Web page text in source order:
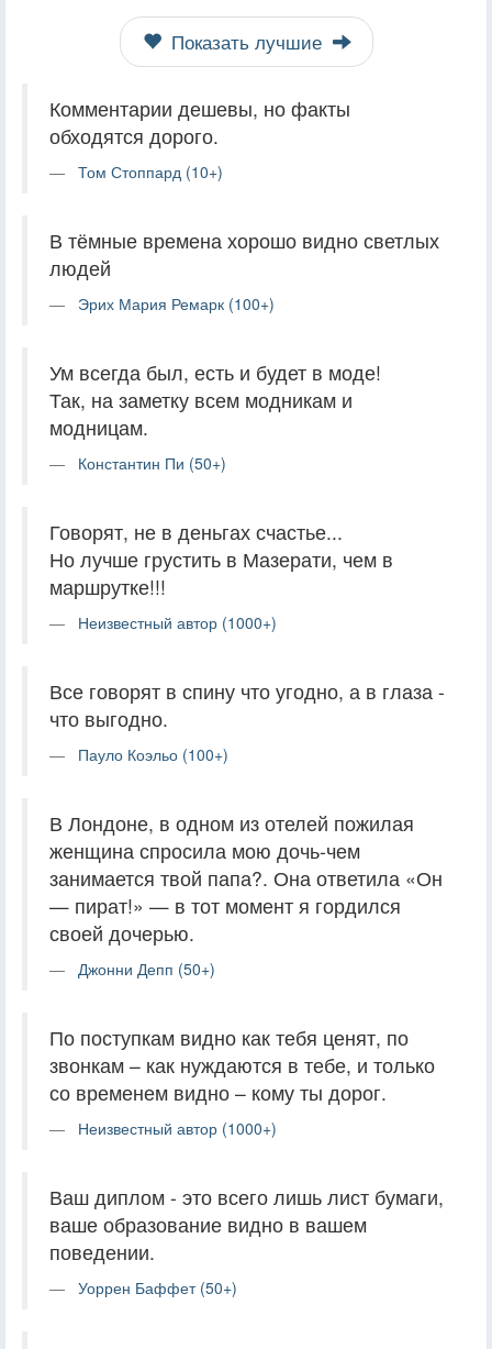
Показать лучшие
Комментарии дешевы, но факты
обходятся дорого.
Том Стоппард (10+)
В тёмные времена хорошо видно светлых
людей
Эрих Мария Ремарк (100+)
Ум всегда был, есть и будет в моде!
Так, на заметку всем модникам и
модницам.
Константин Пи (50+)
Говорят, не в деньгах счастье...
Но лучше грустить в Мазерати, чем в
маршрутке!!!
Неизвестный автор (1000+)
Все говорят в спину что угодно, а в глаза -
что выгодно.
Пауло Коэльо (100+)
В Лондоне, в одном из отелей пожилая
женщина спросила мою дочь-чем
занимается твой папа?. Она ответила «Он
— пират!» — в тот момент я гордился
своей дочерью.
Джонни Депп (50+)
По поступкам видно как тебя ценят, по
звонкам – как нуждаются в тебе, и только
со временем видно – кому ты дорог.
Неизвестный автор (1000+)
Ваш диплом - это всего лишь лист бумаги,
ваше образование видно в вашем
поведении.
Уоррен Баффет (50+)